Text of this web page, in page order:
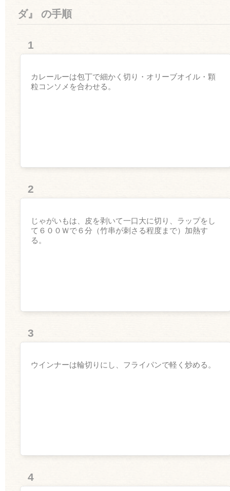
ダ』 の手順
1
カレールーは包丁で細かく切り・オリーブオイル・顆
粒コンソメを合わせる。
2
じゃがいもは、皮を剥いて一口大に切り、ラップをし
て６００Ｗで６分（竹串が刺さる程度まで）加熱す
る。
3
ウインナーは輪切りにし、フライパンで軽く炒める。
4